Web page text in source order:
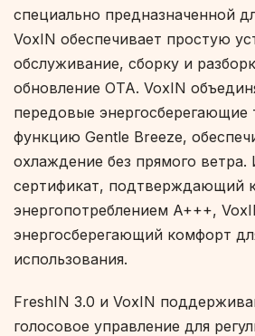
специально предназначенной
VoxIN обеспечивает простую
обслуживание, сборку и
обновление OTA. VoxIN
передовые энергосберегающие
функцию Gentle Breeze,
охлаждение без прямого
сертификат, подтверждающий
энергопотреблением A+++,
энергосберегающий комфорт
использования.
FreshIN 3.0 и VoxIN
голосовое управление для